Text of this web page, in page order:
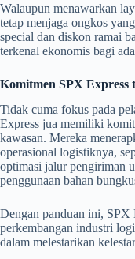
Walaupun menawarkan
tetap menjaga ongkos
special dan diskon ramai
terkenal ekonomis bagi
Komitmen SPX
Tidak cuma fokus pada
Express jua memiliki
kawasan. Mereka
operasional logistiknya,
optimasi jalur pengiriman
penggunaan bahan
Dengan panduan ini, SPX
perkembangan industri
dalam melestarikan